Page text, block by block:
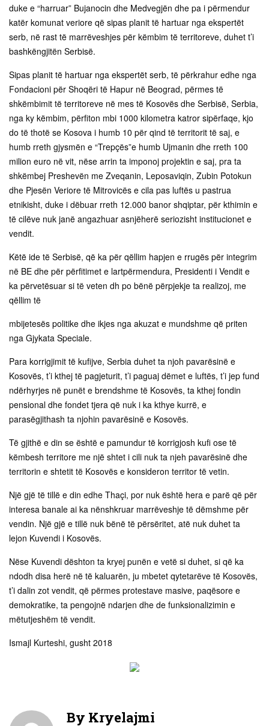
duke e “harruar” Bujanocin dhe Medvegjën dhe pa i përmendur
katër komunat veriore që sipas planit të hartuar nga ekspertët
serb, në rast të marrëveshjes për këmbim të territoreve, duhet t’i
bashkëngjitën Serbisë.
Sipas planit të hartuar nga ekspertët serb, të përkrahur edhe nga
Fondacioni për Shoqëri të Hapur në Beograd, përmes të
shkëmbimit të territoreve në mes të Kosovës dhe Serbisë, Serbia,
nga ky këmbim, përfiton mbi 1000 kilometra katror sipërfaqe, kjo
do të thotë se Kosova i humb 10 për qind të territorit të saj, e
humb rreth gjysmën e “Trepçës”e humb Ujmanin dhe rreth 100
milion euro në vit, nëse arrin ta imponoj projektin e saj, pra ta
shkëmbej Preshevën me Zveqanin, Leposaviqin, Zubin Potokun
dhe Pjesën Veriore të Mitrovicës e cila pas luftës u pastrua
etnikisht, duke i dëbuar rreth 12.000 banor shqiptar, për kthimin e
të cilëve nuk janë angazhuar asnjëherë seriozisht institucionet e
vendit.
Këtë ide të Serbisë, që ka për qëllim hapjen e rrugës për integrim
në BE dhe për përfitimet e lartpërmendura, Presidenti i Vendit e
ka përvetësuar si të veten dh po bënë përpjekje ta realizoj, me
qëllim të
mbijetesës politike dhe ikjes nga akuzat e mundshme që priten
nga Gjykata Speciale.
Para korrigjimit të kufijve, Serbia duhet ta njoh pavarësinë e
Kosovës, t’i kthej të pagjeturit, t’i paguaj dëmet e luftës, t’i jep fund
ndërhyrjes në punët e brendshme të Kosovës, ta kthej fondin
pensional dhe fondet tjera që nuk i ka kthye kurrë, e
parasëgjithash ta njohin pavarësinë e Kosovës.
Të gjithë e din se është e pamundur të korrigjosh kufi ose të
këmbesh territore me një shtet i cili nuk ta njeh pavarësinë dhe
territorin e shtetit të Kosovës e konsideron territor të vetin.
Një gjë të tillë e din edhe Thaçi, por nuk është hera e parë që për
interesa banale ai ka nënshkruar marrëveshje të dëmshme për
vendin. Një gjë e tillë nuk bënë të përsëritet, atë nuk duhet ta
lejon Kuvendi i Kosovës.
Nëse Kuvendi dështon ta kryej punën e vetë si duhet, si që ka
ndodh disa herë në të kaluarën, ju mbetet qytetarëve të Kosovës,
t’i dalin zot vendit, që përmes protestave masive, paqësore e
demokratike, ta pengojnë ndarjen dhe de funksionalizimin e
mëtutjeshëm të vendit.
Ismajl Kurteshi, gusht 2018
By Kryelajmi